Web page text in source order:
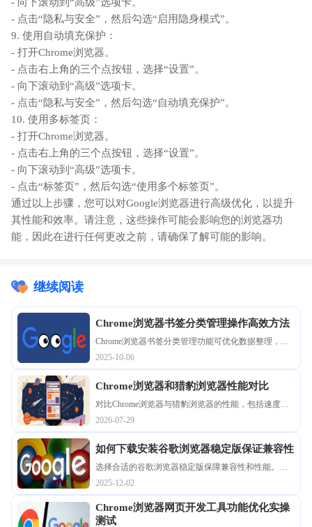
- 向下滚动到“高级”选项卡。
- 点击“隐私与安全”，然后勾选“启用隐身模式”。
9. 使用自动填充保护：
- 打开Chrome浏览器。
- 点击右上角的三个点按钮，选择“设置”。
- 向下滚动到“高级”选项卡。
- 点击“隐私与安全”，然后勾选“自动填充保护”。
10. 使用多标签页：
- 打开Chrome浏览器。
- 点击右上角的三个点按钮，选择“设置”。
- 向下滚动到“高级”选项卡。
- 点击“标签页”，然后勾选“使用多个标签页”。
通过以上步骤，您可以对Google浏览器进行高级优化，以提升
其性能和效率。请注意，这些操作可能会影响您的浏览器功
能，因此在进行任何更改之前，请确保了解可能的影响。
继续阅读
Chrome浏览器书签分类管理操作高效方法
Chrome浏览器书签分类管理功能可优化数据整理，高
效操作方法能提升便捷性。方法总结提供实用技巧，
帮助用户高效管理书签内容。
2025-10-06
Chrome浏览器和猎豹浏览器性能对比
对比Chrome浏览器与猎豹浏览器的性能，包括速度、
安全性和资源占用，帮助用户选择适合的浏览器。
2026-07-29
如何下载安装谷歌浏览器稳定版保证兼容性
选择合适的谷歌浏览器稳定版保障兼容性和性能。本
文讲解下载安装稳定版的注意事项，确保浏览器运行
稳定流畅。
2025-12-02
Chrome浏览器网页开发工具功能优化实操
测试